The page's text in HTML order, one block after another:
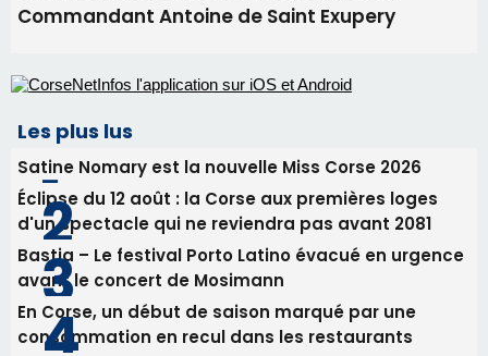
Commandant Antoine de Saint Exupery
Les plus lus
Satine Nomary est la nouvelle Miss Corse 2026
Éclipse du 12 août : la Corse aux premières loges
d'un spectacle qui ne reviendra pas avant 2081
Bastia – Le festival Porto Latino évacué en urgence
avant le concert de Mosimann
En Corse, un début de saison marqué par une
consommation en recul dans les restaurants